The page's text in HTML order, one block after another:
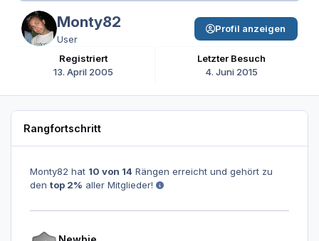
Monty82
User
Registriert
13. April 2005
Letzter Besuch
4. Juni 2015
Profil anzeigen
Rangfortschritt
Monty82 hat 10 von 14 Rängen erreicht und gehört zu
den top 2% aller Mitglieder!